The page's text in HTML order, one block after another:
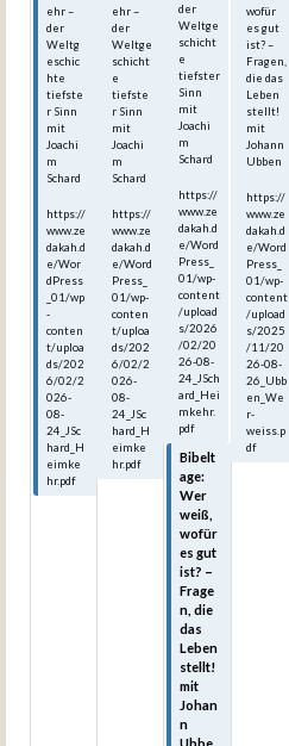
ehr –
der
Weltg
eschic
hte
tiefste
r Sinn
mit
Joachi
m
Schard
https://
www.ze
dakah.d
e/Wor
dPress
_01/wp
-
conten
t/uploa
ds/202
6/02/2
026-
08-
24_JSc
hard_H
eimke
hr.pdf
ehr –
der
Weltge
schicht
e
tiefste
r Sinn
mit
Joachi
m
Schard
https://
www.ze
dakah.d
e/Word
Press_
01/wp-
conten
t/uploa
ds/202
6/02/2
026-
08-
24_JSc
hard_H
eimke
hr.pdf
der
Weltge
schicht
e
tiefster
Sinn
mit
Joachi
m
Schard
https://
www.ze
dakah.d
e/Word
Press_
01/wp-
content
/upload
s/2026
/02/20
26-08-
24_JSch
ard_Hei
mkehr.
pdf
Bibelt
age:
Wer
weiß,
wofür
es gut
ist? –
Frage
n, die
das
Leben
stellt!
mit
Johan
n
wofür
es gut
ist? –
Fragen,
die das
Leben
stellt!
mit
Johann
Ubben
https://
www.ze
dakah.d
e/Word
Press_
01/wp-
content
/upload
s/2025
/11/20
26-08-
26_Ubb
en_We
r-
weiss.p
df